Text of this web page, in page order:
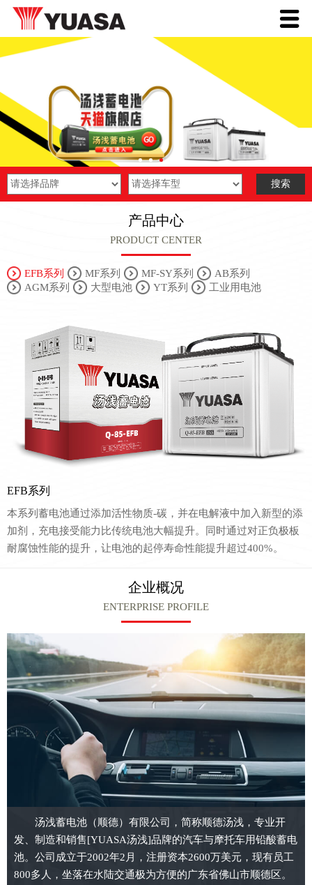
产品中心
PRODUCT CENTER
EFB系列 MF系列 MF-SY系列
AB系列
AGM系列
大型电池 YT系列 工业用电池
EFB系列
本系列蓄电池通过添加活性物质-碳，并在电解液中加入新型的添
加剂，充电接受能力比传统电池大幅提升。同时通过对正负极板
耐腐蚀性能的提升，让电池的起停寿命性能提升超过400%。
企业概况
ENTERPRISE PROFILE
汤浅蓄电池（顺德）有限公司，简称顺德汤浅，专业开
发、制造和销售[YUASA汤浅]品牌的汽车与摩托车用铅酸蓄电
池。公司成立于2002年2月，注册资本2600万美元，现有员工
800多人，坐落在水陆交通极为方便的广东省佛山市顺德区。